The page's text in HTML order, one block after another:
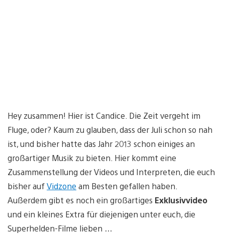
Hey zusammen! Hier ist Candice. Die Zeit vergeht im
Fluge, oder? Kaum zu glauben, dass der Juli schon so nah
ist, und bisher hatte das Jahr 2013 schon einiges an
großartiger Musik zu bieten. Hier kommt eine
Zusammenstellung der Videos und Interpreten, die euch
bisher aufVidzone am Besten gefallen haben.
Außerdem gibt es noch ein großartiges Exklusivvideo
und ein kleines Extra für diejenigen unter euch, die
Superhelden-Filme lieben …